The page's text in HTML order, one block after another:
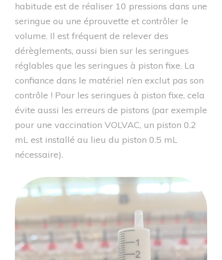
habitude est de réaliser 10 pressions dans une
seringue ou une éprouvette et contrôler le
volume. Il est fréquent de relever des
dérèglements, aussi bien sur les seringues
réglables que les seringues à piston fixe. La
confiance dans le matériel n’en exclut pas son
contrôle ! Pour les seringues à piston fixe, cela
évite aussi les erreurs de pistons (par exemple
pour une vaccination VOLVAC, un piston 0.2
mL est installé au lieu du piston 0.5 mL
nécessaire).